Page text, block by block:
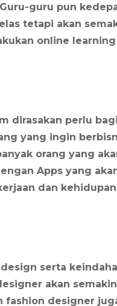
guru pun
tetapi akan
online
dirasakan perlu
yang ingin
orang yang
Apps yang
dan kehidupan
serta
akan
fashion designer